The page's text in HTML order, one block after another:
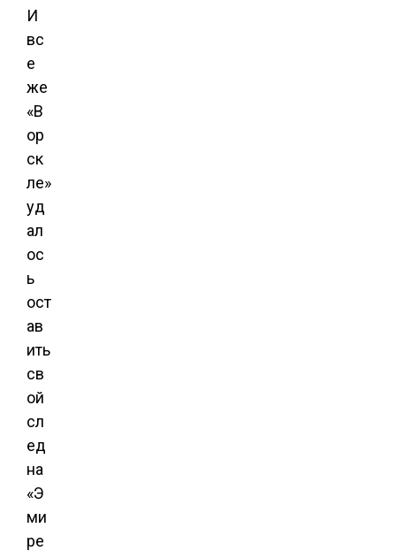
И
вс
е
же
«В
ор
ск
ле»
уд
ал
ос
ь
ост
ав
ить
св
ой
сл
ед
на
«Э
ми
ре